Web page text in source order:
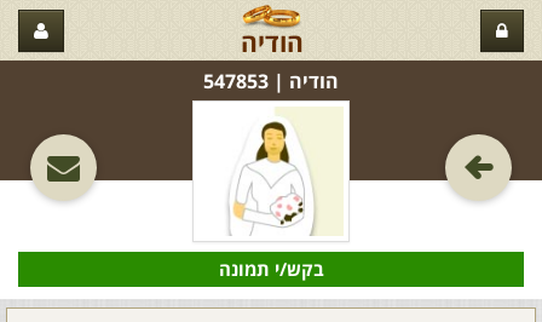
הודיה
הודיה‏ | 547853
בקש/י תמונה